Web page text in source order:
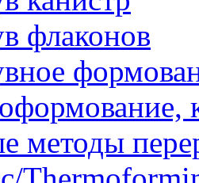
флаконов
методы